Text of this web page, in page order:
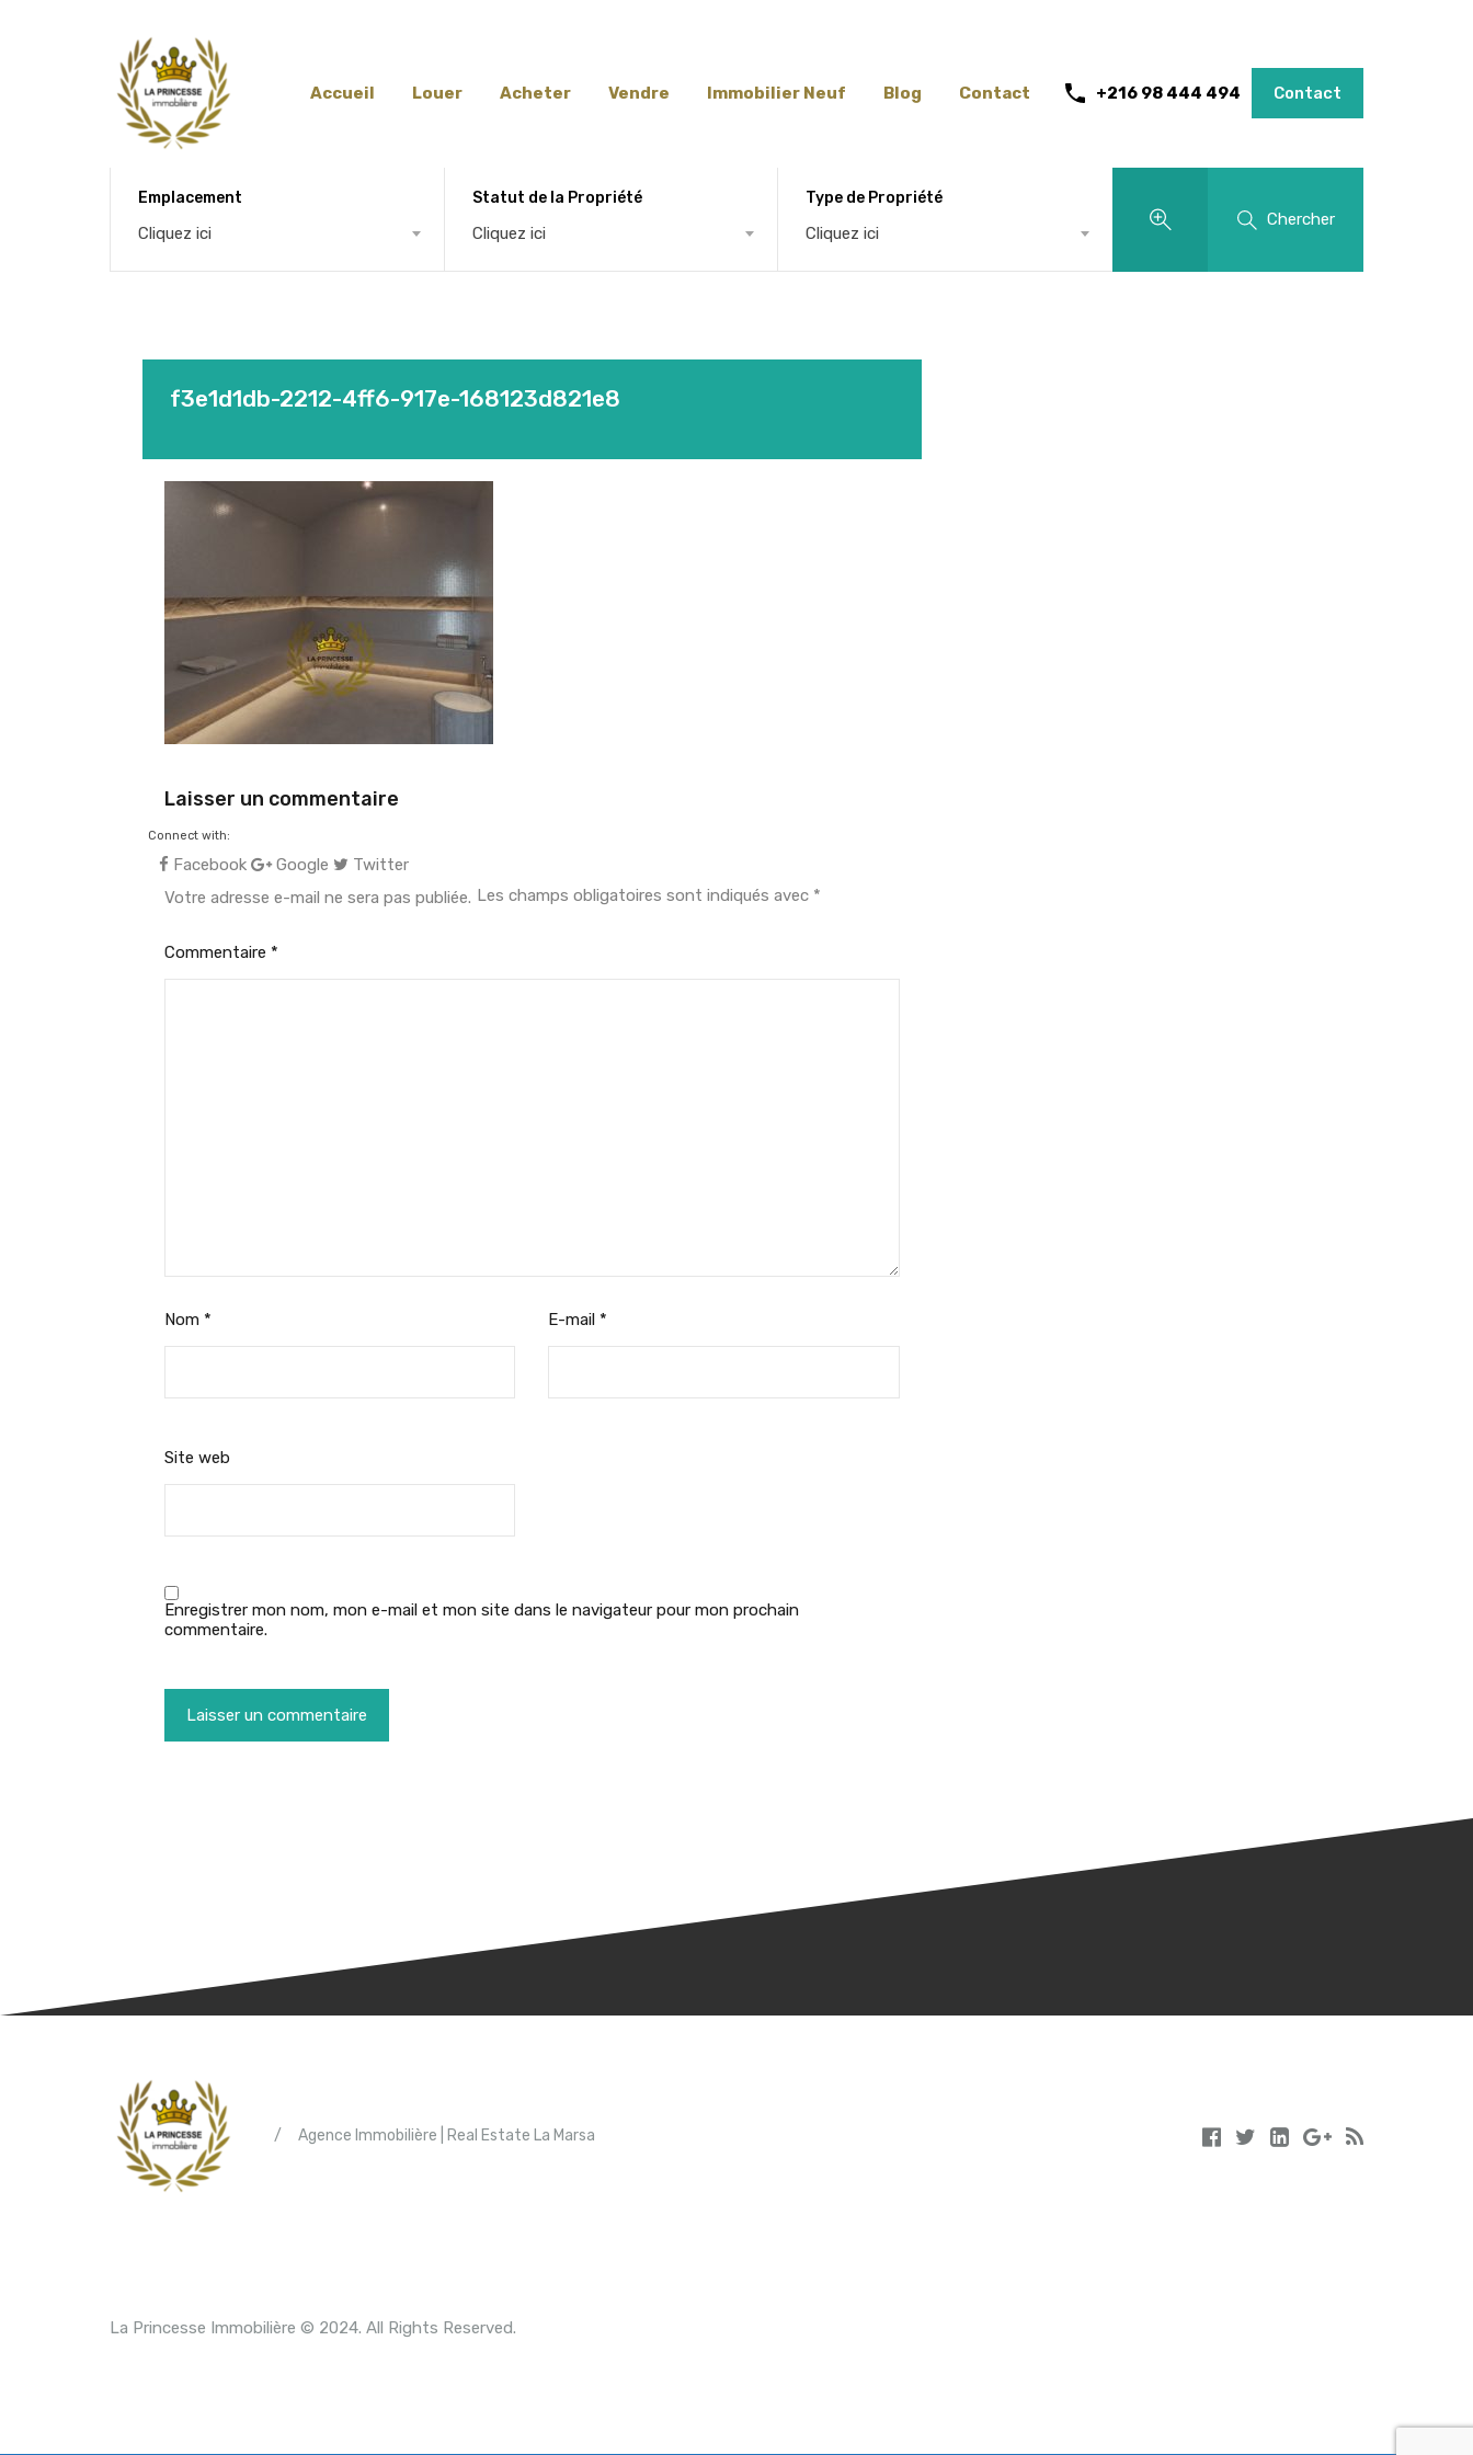
Accueil Louer Acheter Vendre Immobilier Neuf Blog Contact +216 98 444 494 Contact
Emplacement
Cliquez ici
Statut de la Propriété
Cliquez ici
Type de Propriété
Cliquez ici
Chercher
f3e1d1db-2212-4ff6-917e-168123d821e8
Laisser un commentaire
Connect with:
Facebook Google
Twitter
Votre adresse e-mail ne sera pas publiée. Les champs obligatoires sont indiqués avec *
Commentaire *
Nom * E-mail *
Site web
Enregistrer mon nom, mon e-mail et mon site dans le navigateur pour mon prochain
commentaire.
/ Agence Immobilière | Real Estate La Marsa
La Princesse Immobilière © 2024. All Rights Reserved.